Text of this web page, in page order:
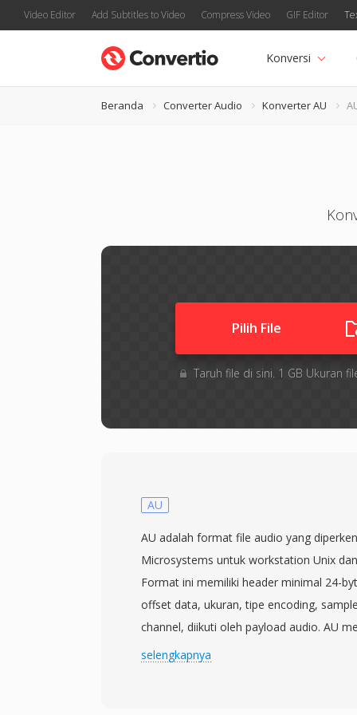
Video Editor Add Subtitles to Video Compress Video GIF Editor
Konversi
Beranda Converter Audio Konverter AU
Pilih File
Taruh file di sini. 1 GB Ukuran
AU
AU adalah format file audio yang
Microsystems untuk workstation Unix
Format ini memiliki header minimal 24-
offset data, ukuran, tipe encoding,
channel, diikuti oleh payload audio. AU
encoding, termasuk PCM linear tanpa
selengkapnya